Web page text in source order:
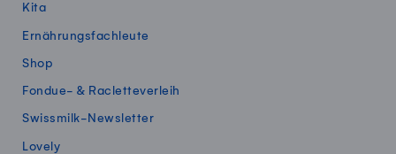
Kita
Ernährungsfachleute
Shop
Fondue- & Racletteverleih
Swissmilk-Newsletter
Lovely